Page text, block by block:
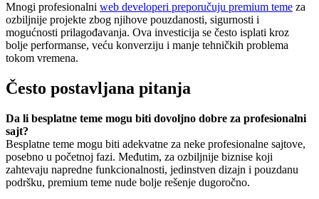
Mnogi profesionalni web developeri preporučuju premium teme za
ozbiljnije projekte zbog njihove pouzdanosti, sigurnosti i
mogućnosti prilagođavanja. Ova investicija se često isplati kroz
bolje performanse, veću konverziju i manje tehničkih problema
tokom vremena.
Često postavljana pitanja
Da li besplatne teme mogu biti dovoljno dobre za profesionalni
sajt?
Besplatne teme mogu biti adekvatne za neke profesionalne sajtove,
posebno u početnoj fazi. Međutim, za ozbiljnije biznise koji
zahtevaju napredne funkcionalnosti, jedinstven dizajn i pouzdanu
podršku, premium teme nude bolje rešenje dugoročno.